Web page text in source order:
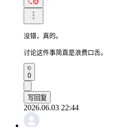
没错，真的。
讨论这件事简直是浪费口舌。
0
写回复
2026.06.03 22:44